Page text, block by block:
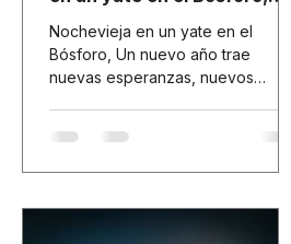
Estambul
Nochevieja en un yate en el
Bósforo, Un nuevo año trae
nuevas esperanzas, nuevos
Con la caída de las últimas hojas
del 2025, ya empieza a asomar en
pregunta: "¿Qué haremos esta